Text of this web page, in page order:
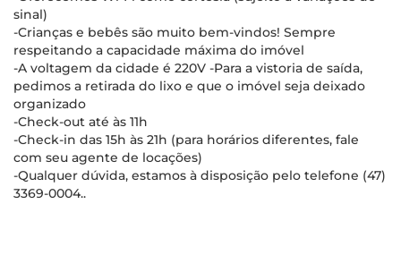
sinal)
-Crianças e bebês são muito bem-vindos! Sempre
respeitando a capacidade máxima do imóvel
-A voltagem da cidade é 220V -Para a vistoria de saída,
pedimos a retirada do lixo e que o imóvel seja deixado
organizado
-Check-out até às 11h
-Check-in das 15h às 21h (para horários diferentes, fale
com seu agente de locações)
-Qualquer dúvida, estamos à disposição pelo telefone (47)
3369-0004..